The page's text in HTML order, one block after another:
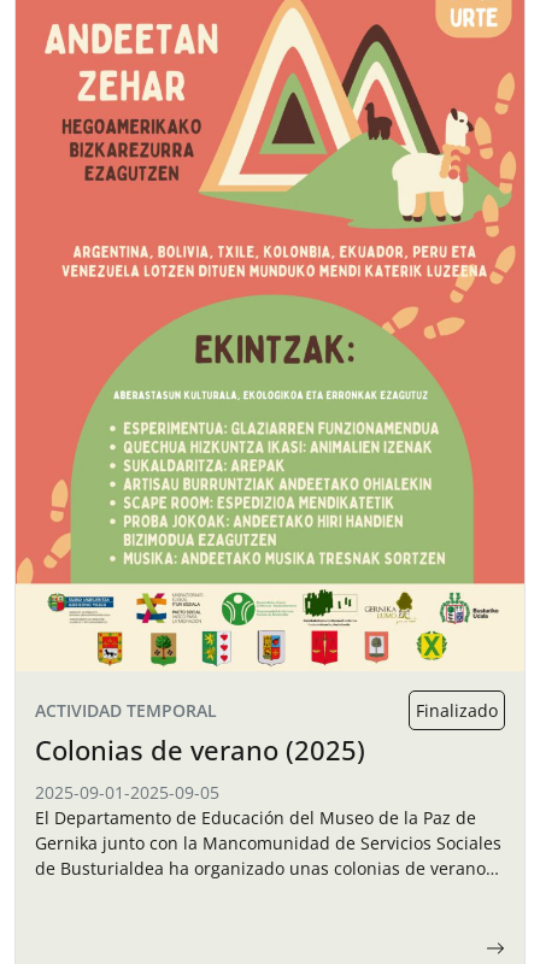
ACTIVIDAD TEMPORAL Finalizado
Colonias de verano (2025)
2025-09-01-2025-09-05
El Departamento de Educación del Museo de la Paz de
Gernika junto con la Mancomunidad de Servicios Sociales
de Busturialdea ha organizado unas colonias de verano